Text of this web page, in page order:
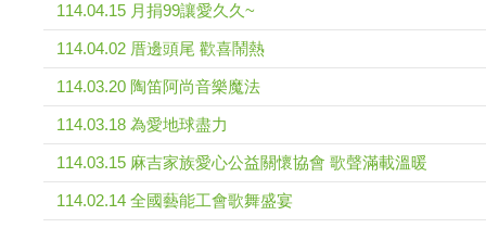
114.04.15 月捐99讓愛久久~
114.04.02 厝邊頭尾 歡喜鬧熱
114.03.20 陶笛阿尚音樂魔法
114.03.18 為愛地球盡力
114.03.15 麻吉家族愛心公益關懷協會 歌聲滿載溫暖
114.02.14 全國藝能工會歌舞盛宴